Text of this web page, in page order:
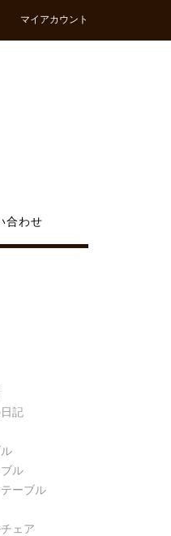
マイアカウント
合わせ
記
ル
ーブル
ェア